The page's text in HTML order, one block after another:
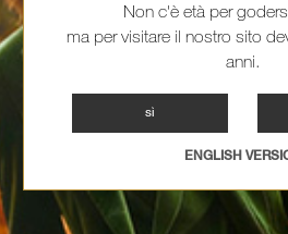
Non c'è età per
ma per visitare il nostro sito
anni.
SÌ
ENGLISH